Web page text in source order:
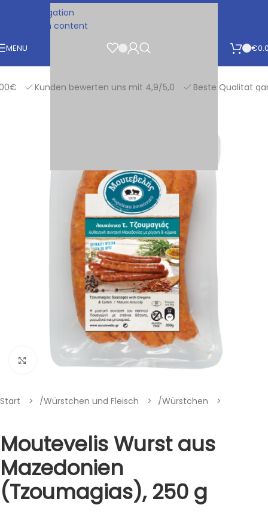
Skip to navigation
Skip to main content
MENU €
Kunden bewerten uns mit 4,9/5,0 Beste Qualität
Klik om te vergroten
Start /Würstchen und Fleisch /Würstchen
Moutevelis Wurst aus
Mazedonien
(Tzoumagias), 250 g